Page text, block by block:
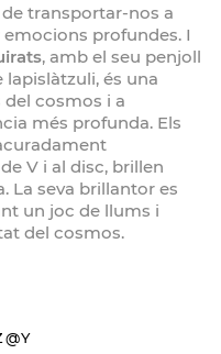
transportar-nos a
profundes. I
, amb el seu penjoll
és una
cosmos i a
més profunda. Els
V i al disc, brillen
La seva brillantor es
un joc de llums i
del cosmos.